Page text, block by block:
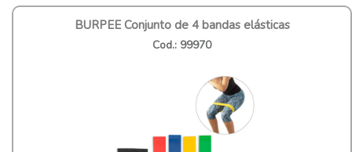
BURPEE Conjunto de 4 bandas elásticas
Cod.: 99970